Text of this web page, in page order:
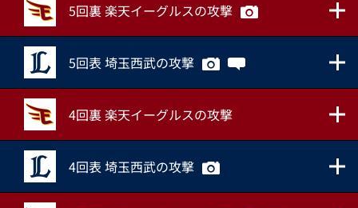
5回裏 楽天イーグルスの攻撃
5回表 埼玉西武の攻撃
4回裏 楽天イーグルスの攻撃
4回表 埼玉西武の攻撃